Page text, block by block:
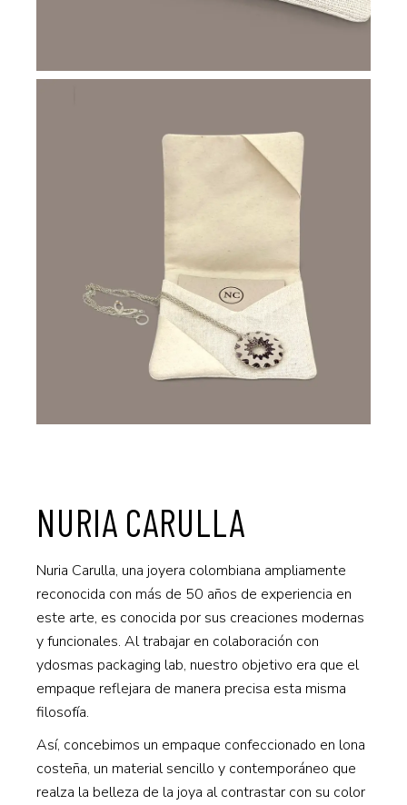
NURIA CARULLA
Nuria Carulla, una joyera colombiana ampliamente
reconocida con más de 50 años de experiencia en
este arte, es conocida por sus creaciones modernas
y funcionales. Al trabajar en colaboración con
ydosmas packaging lab, nuestro objetivo era que el
empaque reflejara de manera precisa esta misma
filosofía.
Así, concebimos un empaque confeccionado en lona
costeña, un material sencillo y contemporáneo que
realza la belleza de la joya al contrastar con su color